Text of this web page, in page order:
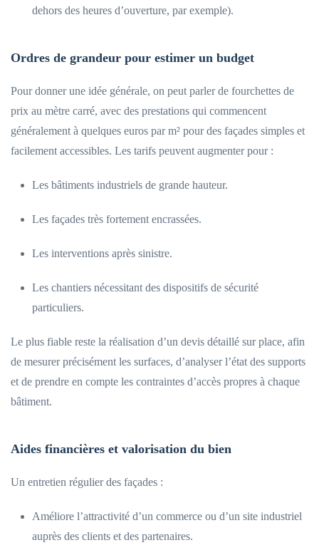
dehors des heures d’ouverture, par exemple).
Ordres de grandeur pour estimer un budget
Pour donner une idée générale, on peut parler de fourchettes de
prix au mètre carré, avec des prestations qui commencent
généralement à quelques euros par m² pour des façades simples et
facilement accessibles. Les tarifs peuvent augmenter pour :
Les bâtiments industriels de grande hauteur.
Les façades très fortement encrassées.
Les interventions après sinistre.
Les chantiers nécessitant des dispositifs de sécurité
particuliers.
Le plus fiable reste la réalisation d’un devis détaillé sur place, afin
de mesurer précisément les surfaces, d’analyser l’état des supports
et de prendre en compte les contraintes d’accès propres à chaque
bâtiment.
Aides financières et valorisation du bien
Un entretien régulier des façades :
Améliore l’attractivité d’un commerce ou d’un site industriel
auprès des clients et des partenaires.